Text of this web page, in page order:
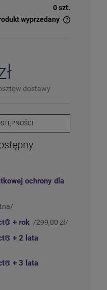
0 szt.
wyprzedany
oferty
dostępności
dostawy
ochrony dla
+ rok /299,00 zł/
+ 2 lata
+ 3 lata